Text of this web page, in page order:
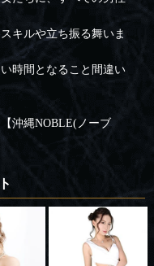
キルや立ち振る舞いま
時間となること間違い
沖縄NOBLE(ノーブ